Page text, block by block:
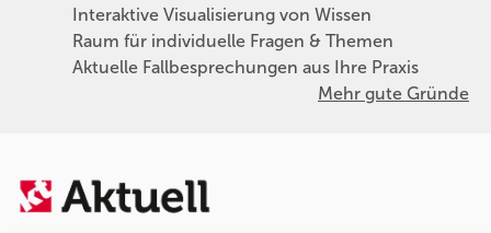
Interaktive Visualisierung von Wissen
Raum für individuelle Fragen & Themen
Aktuelle Fallbesprechungen aus Ihre Praxis
Mehr gute Gründe